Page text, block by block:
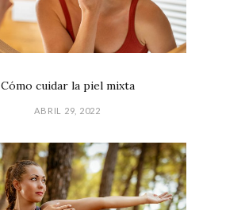
Cómo cuidar la piel mixta
ABRIL 29, 2022